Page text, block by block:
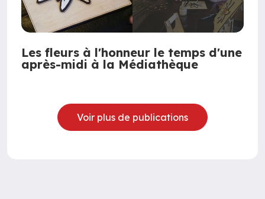
Les fleurs à l'honneur le temps d'une
après-midi à la Médiathèque
Voir plus de publications